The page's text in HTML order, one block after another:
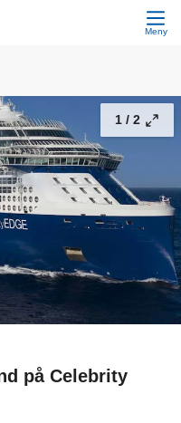
Meny
Fortsett
1 / 2
på Celebrity